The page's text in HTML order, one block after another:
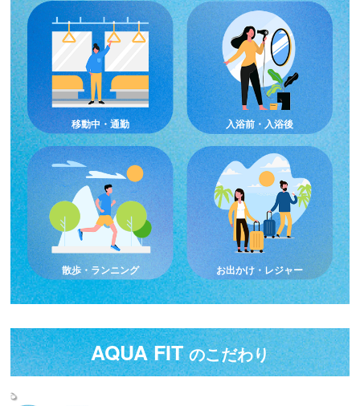
移動中・通勤 入浴前・入浴後
散歩・ランニング お出かけ・レジャー
AQUA FITのこだわり